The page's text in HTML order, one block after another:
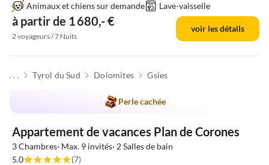
Animaux et chiens sur demande
Lave-vaisselle
à partir de 1 680,- €
2 voyageurs / 7 Nuits
voir les détails
. . . Tyrol du Sud Dolomites Gsies
Perle cachée
Appartement de vacances Plan de Corones
3 Chambres· Max. 9 invités· 2 Salles de bain
5.0
(7)